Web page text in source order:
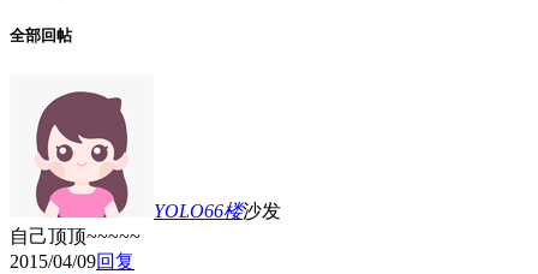
全部回帖
YOLO66楼沙发
自己顶顶~~~~~
2015/04/09回复